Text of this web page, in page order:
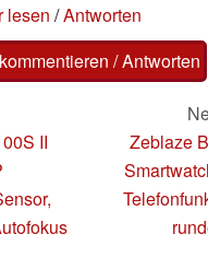
lesen /Antworten
/ Antworten
II
Zeblaze